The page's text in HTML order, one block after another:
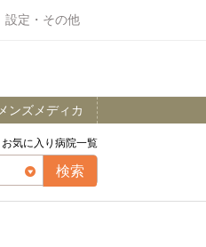
設定・その他
ンズメディカ
お気に入り病院一覧